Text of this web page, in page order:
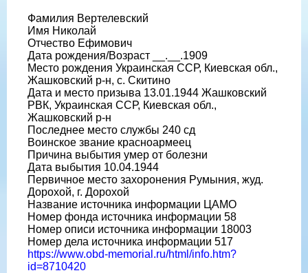
Фамилия Вертелевский
Имя Николай
Отчество Ефимович
Дата рождения/Возраст __.__.1909
Место рождения Украинская ССР, Киевская обл.,
Жашковский р-н, с. Скитино
Дата и место призыва 13.01.1944 Жашковский
РВК, Украинская ССР, Киевская обл.,
Жашковский р-н
Последнее место службы 240 сд
Воинское звание красноармеец
Причина выбытия умер от болезни
Дата выбытия 10.04.1944
Первичное место захоронения Румыния, жуд.
Дорохой, г. Дорохой
Название источника информации ЦАМО
Номер фонда источника информации 58
Номер описи источника информации 18003
Номер дела источника информации 517
https://www.obd-memorial.ru/html/info.htm?
id=8710420